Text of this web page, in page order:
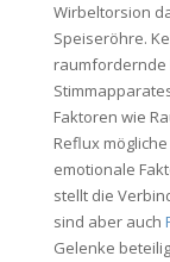
Wirbeltorsion
Speiseröhre.
raumfordernde
Faktoren wie
Reflux
emotionale
stellt die
sind aber auch
Gelenke